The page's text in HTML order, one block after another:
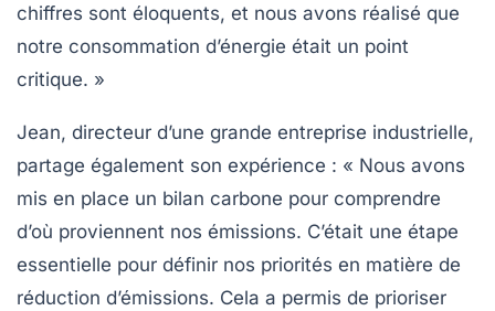
chiffres sont éloquents, et nous avons réalisé que
notre consommation d’énergie était un point
critique. »
Jean, directeur d’une grande entreprise industrielle,
partage également son expérience : « Nous avons
mis en place un bilan carbone pour comprendre
d’où proviennent nos émissions. C’était une étape
essentielle pour définir nos priorités en matière de
réduction d’émissions. Cela a permis de prioriser